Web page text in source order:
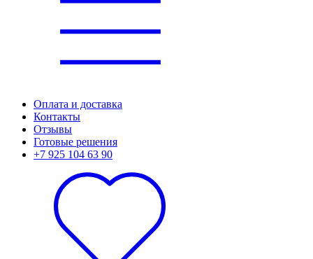
Оплата и доставка
Контакты
Отзывы
Готовые решения
+7 925 104 63 90